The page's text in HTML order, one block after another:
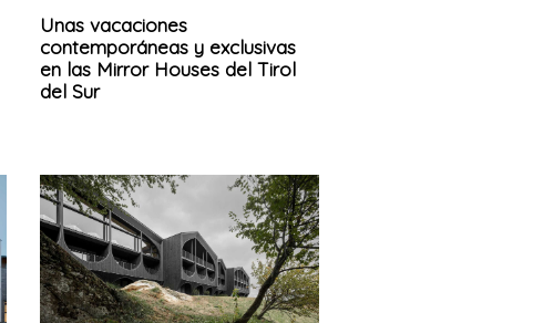
Unas vacaciones
contemporáneas y exclusivas
en las Mirror Houses del Tirol
del Sur